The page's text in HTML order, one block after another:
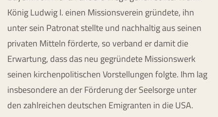
König Ludwig I. einen Missionsverein gründete, ihn
unter sein Patronat stellte und nachhaltig aus seinen
privaten Mitteln förderte, so verband er damit die
Erwartung, dass das neu gegründete Missionswerk
seinen kirchenpolitischen Vorstellungen folgte. Ihm lag
insbesondere an der Förderung der Seelsorge unter
den zahlreichen deutschen Emigranten in die USA.